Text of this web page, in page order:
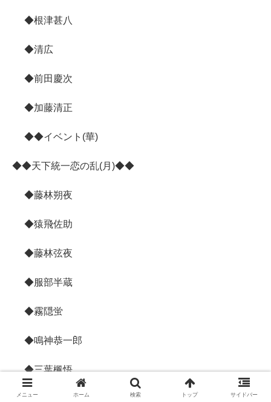
◆根津甚八
◆清広
◆前田慶次
◆加藤清正
◆◆イベント(華)
◆◆天下統一恋の乱(月)◆◆
◆藤林朔夜
◆猿飛佐助
◆藤林弦夜
◆服部半蔵
◆霧隠蛍
◆鳴神恭一郎
◆三葉楓悟
◆望月志真
メニュー ホーム 検索 トップ サイドバー